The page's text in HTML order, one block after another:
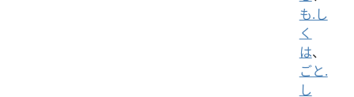
も.し
く
は、
ごと.
し